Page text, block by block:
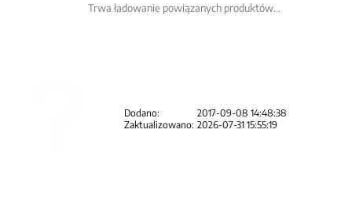
Trwa ładowanie powiązanych produktów...
Dodano:
2017-09-08 14:48:38
Zaktualizowano: 2026-07-31 15:55:19